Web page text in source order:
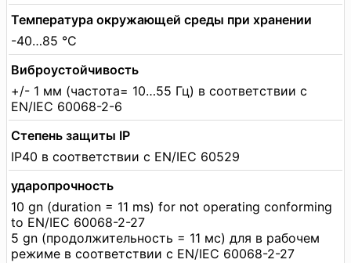
Температура окружающей среды при хранении
-40…85 °C
Виброустойчивость
+/- 1 мм (частота= 10…55 Гц) в соответствии с
EN/IEC 60068-2-6
Степень защиты IP
IP40 в соответствии с EN/IEC 60529
ударопрочность
10 gn (duration = 11 ms) for not operating conforming
to EN/IEC 60068-2-27
5 gn (продолжительность = 11 мс) для в рабочем
режиме в соответствии с EN/IEC 60068-2-27